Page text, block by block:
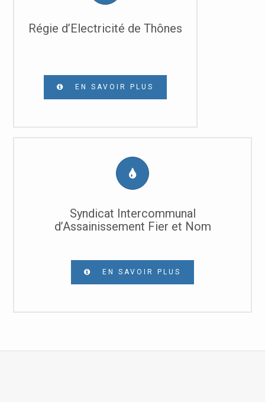
Régie d’Electricité de Thônes
EN SAVOIR PLUS
Syndicat Intercommunal
d’Assainissement Fier et Nom
EN SAVOIR PLUS